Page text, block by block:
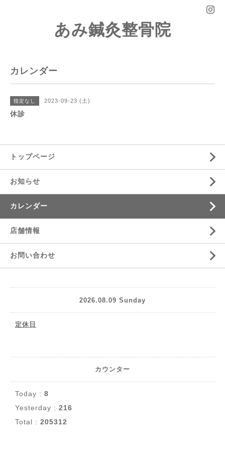
あみ鍼灸整骨院
カレンダー
指定なし 2023-09-23 (土)
休診
トップページ
お知らせ
カレンダー
店舗情報
お問い合わせ
2026.08.09 Sunday
定休日
カウンター
Today : 8
Yesterday : 216
Total : 205312